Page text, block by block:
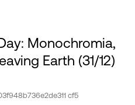
Monochromia,
Earth (31/12)